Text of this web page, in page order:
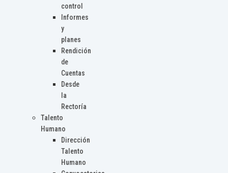
control
Informes
y
planes
Rendición
de
Cuentas
Desde
la
Rectoría
Talento
Humano
Dirección
Talento
Humano